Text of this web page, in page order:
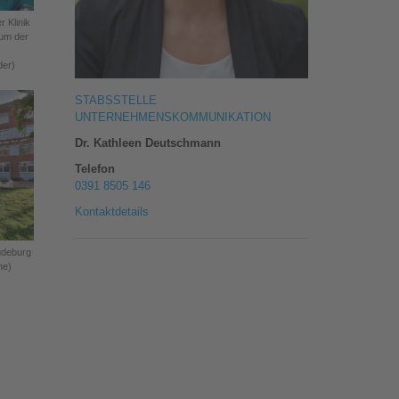
Klinik
der
STABSSTELLE
UNTERNEHMENSKOMMUNIKATION
Dr. Kathleen Deutschmann
Telefon
0391 8505 146
Kontaktdetails